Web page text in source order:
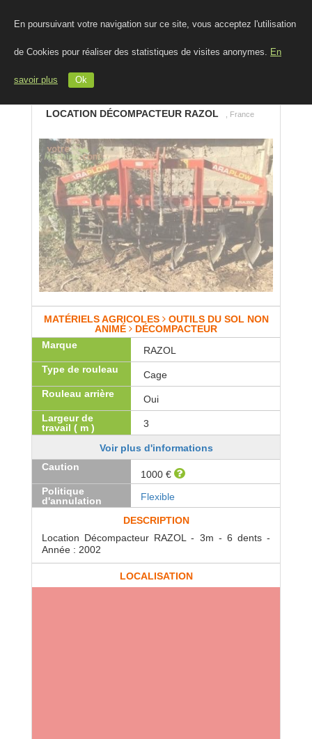
En poursuivant votre navigation sur ce site, vous acceptez l'utilisation
de Cookies pour réaliser des statistiques de visites anonymes. En
savoir plus Ok
LOCATION DÉCOMPACTEUR RAZOL , France
MATÉRIELS AGRICOLES OUTILS DU SOL NON
ANIMÉ
DÉCOMPACTEUR
Marque
RAZOL
Type de rouleau
Cage
Rouleau arrière
Oui
Largeur de
travail ( m )
3
Voir plus d'informations
Caution
1000 €
Politique
d'annulation
Flexible
DESCRIPTION
Location Décompacteur RAZOL - 3m - 6 dents -
Année : 2002
LOCALISATION